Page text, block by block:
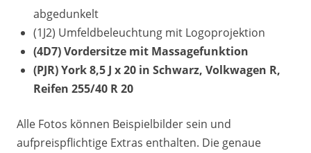
abgedunkelt
(1J2) Umfeldbeleuchtung mit Logoprojektion
(4D7) Vordersitze mit Massagefunktion
(PJR) York 8,5 J x 20 in Schwarz, Volkwagen R,
Reifen 255/40 R 20
Alle Fotos können Beispielbilder sein und
aufpreispflichtige Extras enthalten. Die genaue